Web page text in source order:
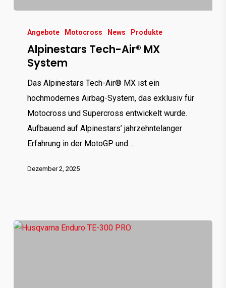
Angebote Motocross News Produkte
Alpinestars Tech-Air® MX
System
Das Alpinestars Tech-Air® MX ist ein
hochmodernes Airbag-System, das exklusiv für
Motocross und Supercross entwickelt wurde.
Aufbauend auf Alpinestars’ jahrzehntelanger
Erfahrung in der MotoGP und…
Dezember 2, 2025